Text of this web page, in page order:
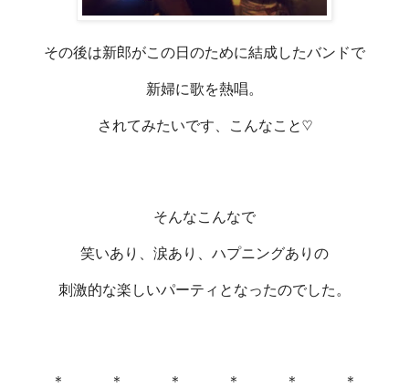
その後は新郎がこの日のために結成したバンドで
新婦に歌を熱唱。
されてみたいです、こんなこと♡
そんなこんなで
笑いあり、涙あり、ハプニングありの
刺激的な楽しいパーティとなったのでした。
＊ ＊ ＊ ＊ ＊ ＊